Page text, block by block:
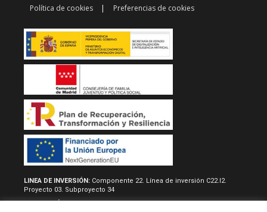
Política de cookies Preferencias de cookies
LINEA DE INVERSIÓN: Componente 22. Línea de inversión C22.I2.
Proyecto 03. Subproyecto 34
RESOLUCIÓN/REAL DECRETO:Acuerdo de 22 de junio de 2022, del